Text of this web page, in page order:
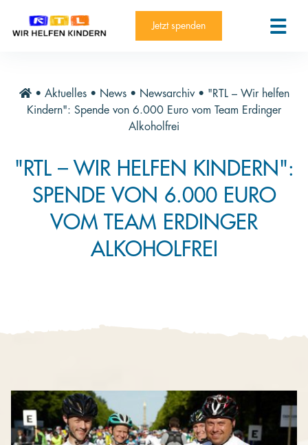
RTL-Spendenmarathon 2025
News
Informieren
Jahresberichte
Paten und Projekte
Trauer und Testament
Kontakt
Jetzt spenden
• Aktuelles• News• Newsarchiv• "RTL – Wir helfen
Kindern": Spende von 6.000 Euro vom Team Erdinger
Alkoholfrei
"RTL – WIR HELFEN KINDERN":
SPENDE VON 6.000 EURO
VOM TEAM ERDINGER
ALKOHOLFREI